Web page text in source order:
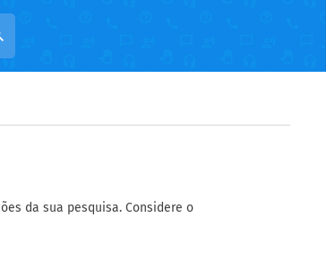
da sua pesquisa. Considere o